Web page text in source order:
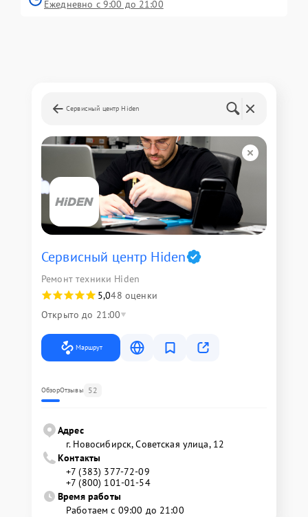
Ежедневно с 9:00 до 21:00
Сервисный центр Hiden
Сервисный центр Hiden
Ремонт техники Hiden
5,048 оценки
Открыто до 21:00
Маршрут
ОбзорОтзывы 52
Адрес
г. Новосибирск, Советская улица, 12
Контакты
+7 (383) 377-72-09
+7 (800) 101-01-54
Время работы
Работаем с 09:00 до 21:00